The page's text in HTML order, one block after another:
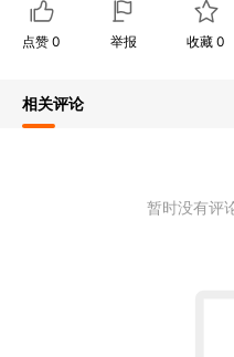
点赞 0 举报 收藏0
相关评论
暂时没有评